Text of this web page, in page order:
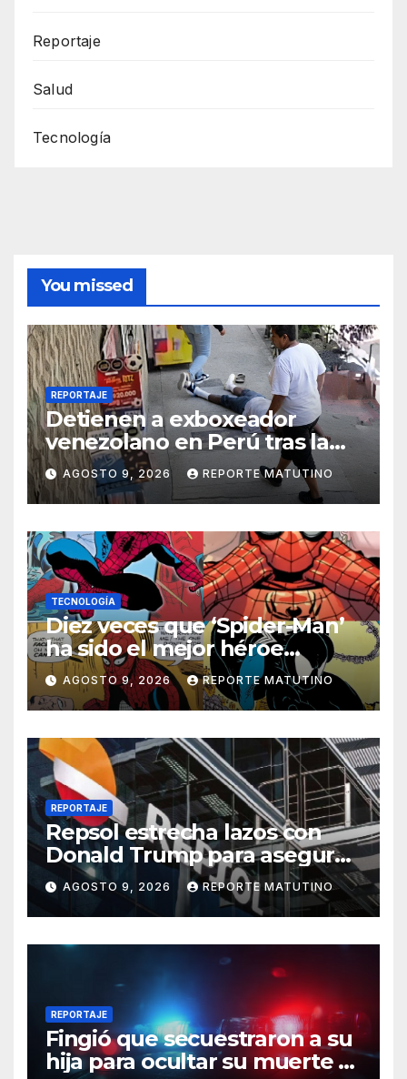
Reportaje
Salud
Tecnología
You missed
REPORTAJE
Detienen a exboxeador
venezolano en Perú tras la
muerte de mototaxista
durante una riña
AGOSTO 9, 2026 REPORTE MATUTINO
TECNOLOGÍA
Diez veces que ‘Spider-Man’
ha sido el mejor héroe
del cómic
AGOSTO 9, 2026 REPORTE MATUTINO
REPORTAJE
Repsol estrecha lazos con
Donald Trump para asegurar
negocios en Venezuela
AGOSTO 9, 2026 REPORTE MATUTINO
REPORTAJE
Fingió que secuestraron a su
hija para ocultar su muerte y